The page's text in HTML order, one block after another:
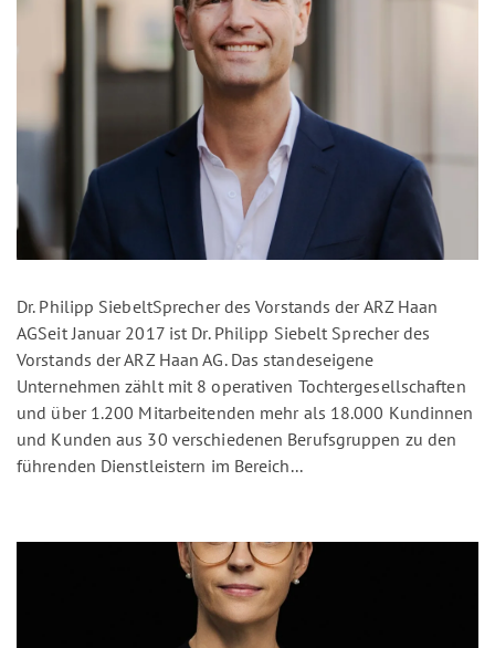
Dr. Philipp SiebeltSprecher des Vorstands der ARZ Haan
AGSeit Januar 2017 ist Dr. Philipp Siebelt Sprecher des
Vorstands der ARZ Haan AG. Das standeseigene
Unternehmen zählt mit 8 operativen Tochtergesellschaften
und über 1.200 Mitarbeitenden mehr als 18.000 Kundinnen
und Kunden aus 30 verschiedenen Berufsgruppen zu den
führenden Dienstleistern im Bereich...